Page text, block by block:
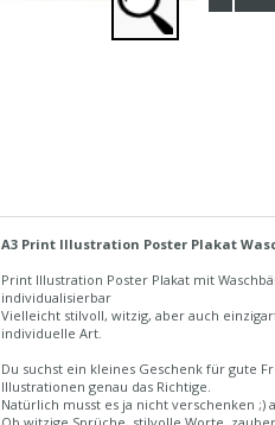
A3 Print Illustration Poster Plakat
Print Illustration Poster Plakat mit
individualisierbar
Vielleicht stilvoll, witzig, aber auch
individuelle Art.
Du suchst ein kleines Geschenk für gute
Illustrationen genau das Richtige.
Natürlich musst es ja nicht verschenken